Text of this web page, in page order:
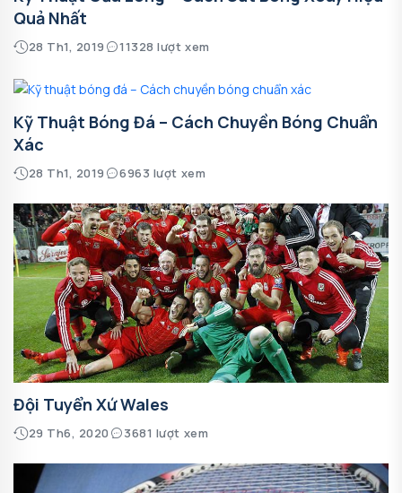
Quả Nhất
28 Th1, 2019 11328 lượt xem
Kỹ Thuật Bóng Đá – Cách Chuyền Bóng Chuẩn
Xác
28 Th1, 2019 6963 lượt xem
Đội Tuyển Xứ Wales
29 Th6, 2020 3681 lượt xem